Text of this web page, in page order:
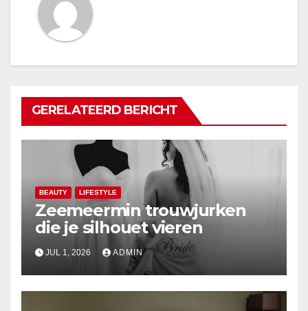
GERELATEERD BERICHT
BEAUTY LIFESTYLE
Zeemeermin trouwjurken
die je silhouet vieren
JUL 1, 2026 ADMIN